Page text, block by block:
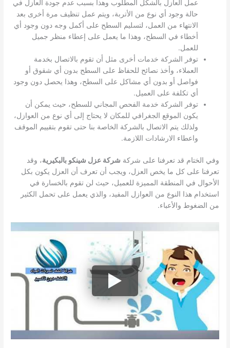
عمل العازل بالشكل المطلوب وهذا بسبب عدم جودة العازل في
حالة وجود أي نوع من الأتربة، ويتم عمل تنظيف مرة أخرى بعد
الانتهاء من العمل، لتسليم السطح على أكمل وجه دون وجود أي
أخطاء في السطح، وهذا ما يعمل على إعطاء منظر جميل
للعمل.
توفر الشركة خدمات أخرى مثل أن تقوم بالاتصال بخدمة
العملاء، وأخذ نصائح للحفاظ على السطح بدون أي شقوق أو
فواصل أو بدون أي مشاكل على السطح، وهذا يحصل دون وجود
أي تكلفة على العميل.
توفر الشركة خدمة الفحص المجاني للسطح، حيث يمكن أن
يكون الموقع الجغرافي للمكان لا يحتاج إلى أي نوع من العوازل،
ولذلك يتم الاتصال بالشركة الخاصة بنا حتى تقوم بتقييم الموقف
واعطاء الارشادات اللازمة.
وفي الختام قد تعرفنا على شركة شركة عزل شينكو بالبكيرية، وقد
تعرفنا على كل ما يخص العزل، ويجب أن تعرف أن العزل يكون بكل
الأحوال في المنطقة المميزة للعميل، حيث لن تقوم بالخسارة في
استخدام هذا النوع من العوازل المفيد، والذي يعمل على تحمل الكثير
من الضغوط والأعباء.